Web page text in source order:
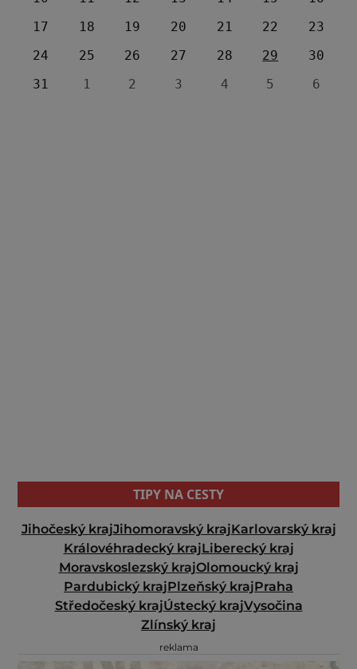
17
18 19 20 21 22
23
24
25 26 27 28 29
30
31
1 2 3 4 5 6
TIPY NA CESTY
Jihočeský krajJihomoravský krajKarlovarský kraj
Královéhradecký krajLiberecký kraj
Moravskoslezský krajOlomoucký kraj
Pardubický krajPlzeňský krajPraha
Středočeský krajÚstecký krajVysočina
Zlínský kraj
reklama